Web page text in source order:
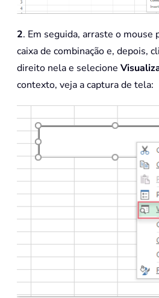
2. Em seguida, arraste o mouse
caixa de combinação e, depois,
direito nela e selecione
contexto, veja a captura de tela: